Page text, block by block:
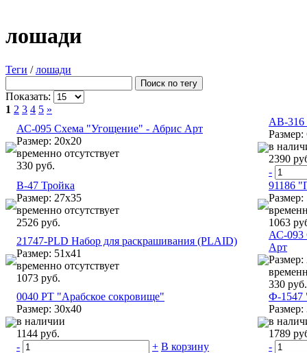
лошади
Теги /лошади
Показать:
1 2 3 4 5 »
АС-095 Схема "Угощение" - Абрис Арт
Размер: 20х20
временно отсутствует
330 руб.
АВ-316
Размер:
в
2390
-
В-47 Тройка
Размер: 27х35
временно отсутствует
2526 руб.
91186
Размер:
1063
21747-PLD Набор для раскрашивания (PLAID)
Размер: 51х41
временно отсутствует
1073 руб.
АС-093
Арт
Размер:
330 руб.
0040 РТ "Арабское сокровище"
Размер: 30х40
в наличии
1144 руб.
-
+ В корзину
Ф-1547
Размер:
в
1789
-